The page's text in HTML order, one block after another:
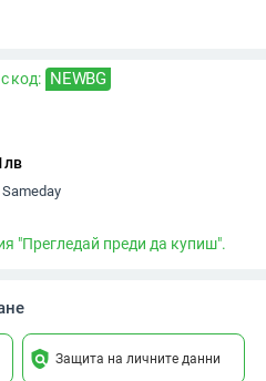
код: NEWBG
лв
Sameday
"Прегледай преди да купиш".
policy Защита на личните данни